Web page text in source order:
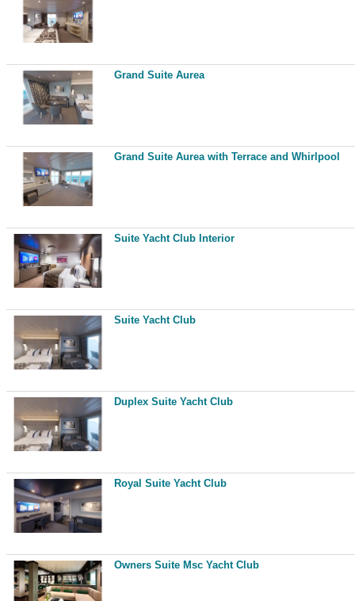
Grand Suite Aurea
Grand Suite Aurea with Terrace and Whirlpool
Suite Yacht Club Interior
Suite Yacht Club
Duplex Suite Yacht Club
Royal Suite Yacht Club
Owners Suite Msc Yacht Club